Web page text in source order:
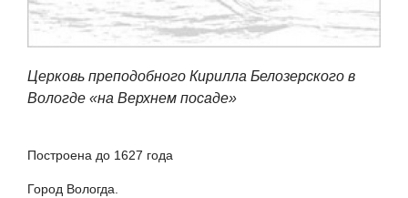
Церковь преподобного Кирилла Белозерского в
Вологде «на Верхнем посаде»
Построена до 1627 года
Город Вологда.